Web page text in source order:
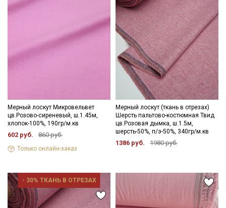
Мерный лоскут Микровельвет
цв.Розово-сиреневый, ш.1.45м,
хлопок-100%, 190гр/м.кв
602 руб. 860 руб.
Только онлайн-заказ
Мерный лоскут (ткань в отрезах)
Шерсть пальтово-костюмная Твид
цв.Розовая дымка, ш.1.5м,
шерсть-50%, п/э-50%, 340гр/м.кв
1386 руб. 1980 руб.
- 30% ТКАНЬ В ОТРЕЗАХ
Мы публикуем здесь дополнительные
промокоды и скидки до 30% на узкие